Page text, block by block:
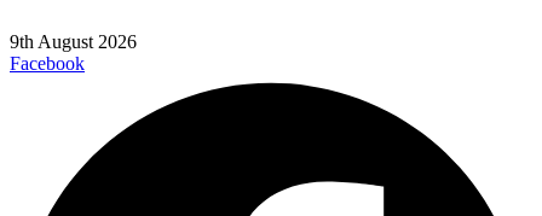
9th August 2026
Facebook